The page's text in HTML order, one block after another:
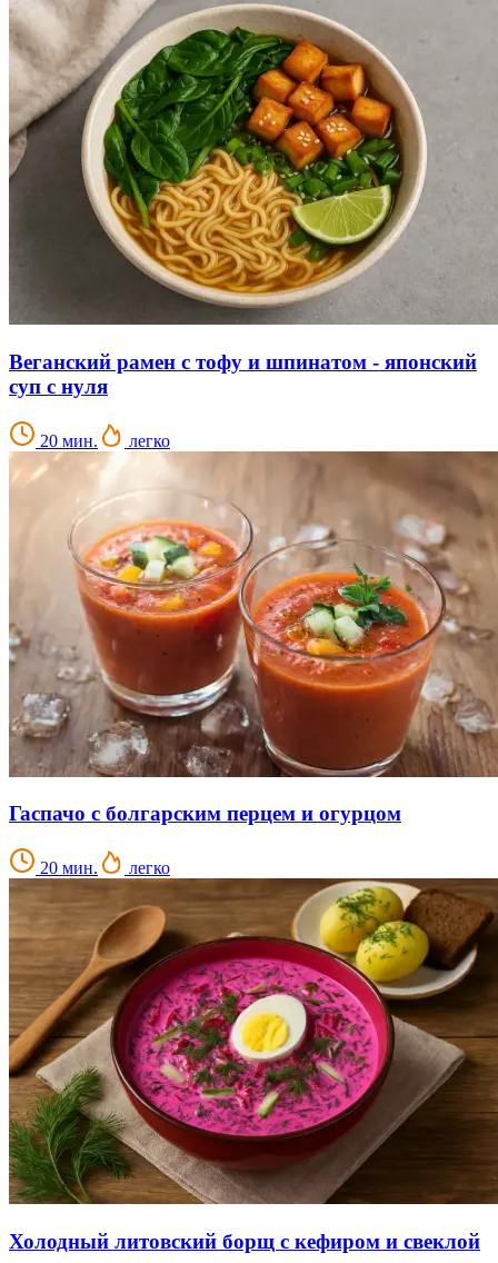
Веганский рамен с тофу и шпинатом - японский
суп с нуля
20 мин. легко
Гаспачо с болгарским перцем и огурцом
20 мин. легко
Холодный литовский борщ с кефиром и свеклой